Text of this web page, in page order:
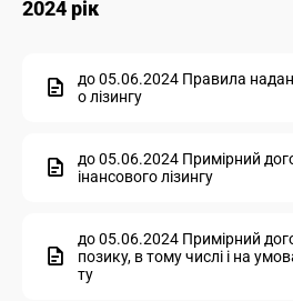
2024 рік
до 05.06.2024 Правила
о лізингу
до 05.06.2024 Примірний
інансового лізингу
до 05.06.2024 Примірний
позику, в тому числі і на
ту